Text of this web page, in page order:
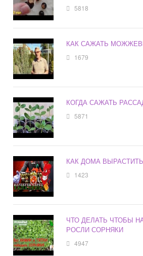
5818
КАК САЖАТЬ
1679
КОГДА САЖАТЬ
5871
КАК ДОМА
1423
ЧТО ДЕЛАТЬ ЧТОБЫ
РОСЛИ СОРНЯКИ
4947